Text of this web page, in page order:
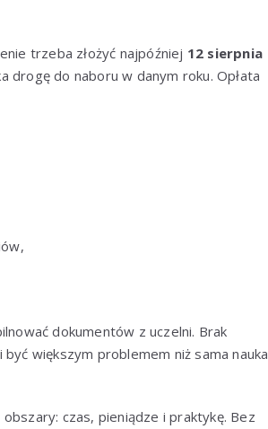
trzeba złożyć najpóźniej 12 sierpnia
drogę do naboru w danym roku. Opłata
dokumentów z uczelni. Brak
większym problemem niż sama nauka
czas, pieniądze i praktykę. Bez